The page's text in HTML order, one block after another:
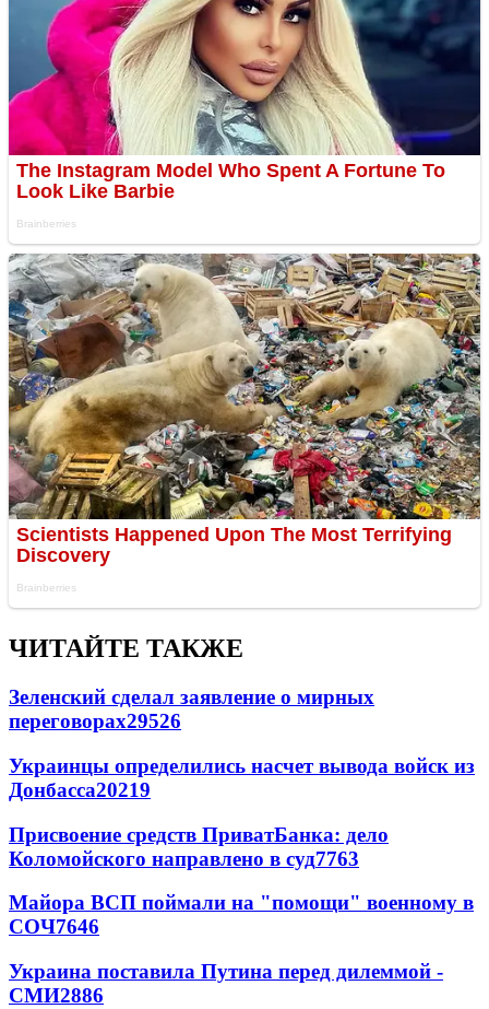
ЧИТАЙТЕ ТАКЖЕ
Зеленский сделал заявление о мирных
переговорах29526
Украинцы определились насчет вывода войск из
Донбасса20219
Присвоение средств ПриватБанка: дело
Коломойского направлено в суд7763
Майора ВСП поймали на "помощи" военному в
СОЧ7646
Украина поставила Путина перед дилеммой -
СМИ2886